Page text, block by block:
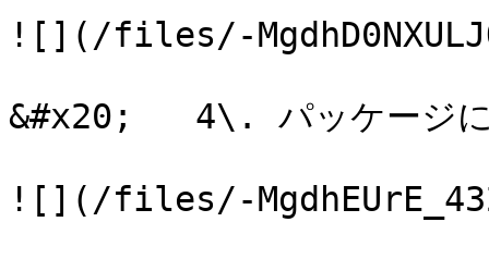
![](/files/-
&#x20;   4\. パッケージに
![](/files/-